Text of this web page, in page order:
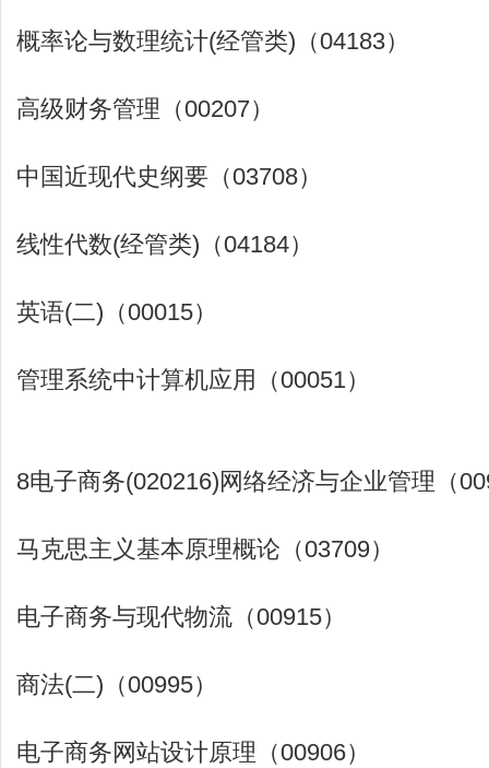
概率论与数理统计(经管类)（04183）
高级财务管理（00207）
中国近现代史纲要（03708）
线性代数(经管类)（04184）
英语(二)（00015）
管理系统中计算机应用（00051）
8电子商务(020216)网络经济与企业管理（
马克思主义基本原理概论（03709）
电子商务与现代物流（00915）
商法(二)（00995）
电子商务网站设计原理（00906）